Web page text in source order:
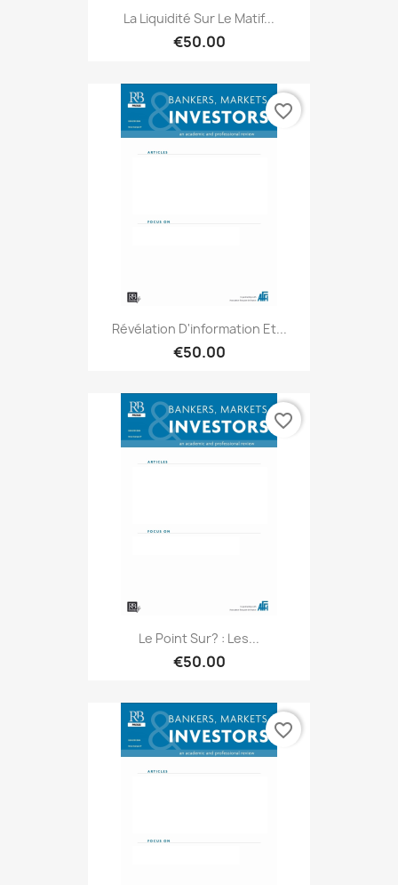
La Liquidité Sur Le Matif...
€50.00
Révélation D'information Et...
€50.00
favorite_border
Le Point Sur? : Les...
€50.00
favorite_border
favorite_border